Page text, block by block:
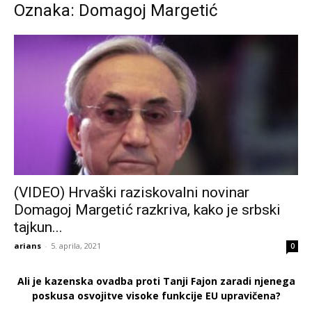
Oznaka: Domagoj Margetić
(VIDEO) Hrvaški raziskovalni novinar
Domagoj Margetić razkriva, kako je srbski
tajkun...
arians - 5. aprila, 2021 0
Ali je kazenska ovadba proti Tanji Fajon zaradi njenega
poskusa osvojitve visoke funkcije EU upravičena?